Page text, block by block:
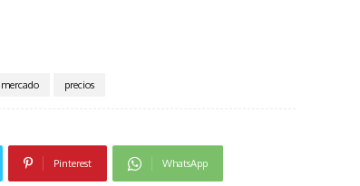
mercado precios
Pinterest WhatsApp